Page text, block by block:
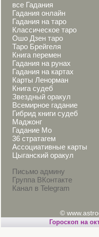
все Гадания
Гадания онлайн
Гадания на таро
Классическое таро
Ошо Дзен таро
Таро Брейгеля
Книга перемен
Гадания на рунах
Гадания на картах
Карты Ленорман
Книга судеб
Звездный оракул
Всемирное гадание
Гибрид книги судеб
Маджонг
Гадание Мо
36 стратагем
Ассоциативные карты
Цыганский оракул
Письмо админу
Группа ВКонтакте
Канал в Telegram
©
Гороскоп на